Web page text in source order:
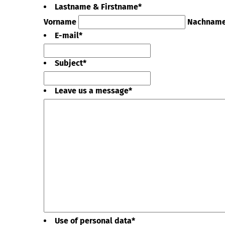
Lastname & Firstname*
Vorname
E-mail*
Subject*
Leave us a message*
Use of personal data*